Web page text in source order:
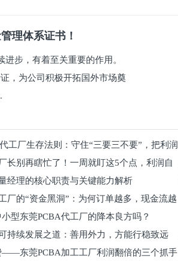
理体系证书！
步，有着至关重要的作用。
，为公司积极开拓国外市场奠
工厂生存法则：守住“三要三不要”，把利润
长别再瞎忙了！一周就盯这5个点，利润自
经理的核心职责与关键能力解析
厂的“资金黑洞”：为何订单越多，现金流越
型东莞PCBA代工厂的降本良方吗？
持续发展之道：善用外力，方能行稳致远
——东莞PCBA加工工厂利润翻倍的三个抓手